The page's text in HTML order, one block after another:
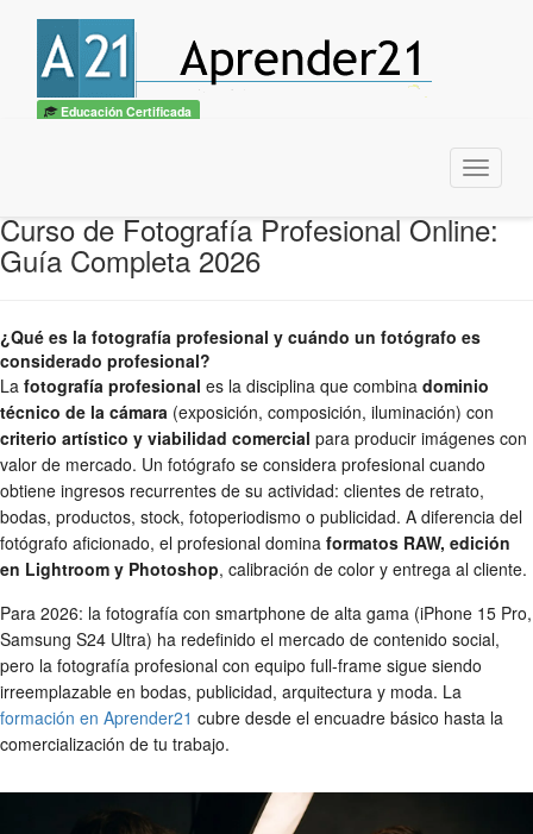
Educación Certificada
Menu
Curso de Fotografía Profesional Online:
Guía Completa 2026
¿Qué es la fotografía profesional y cuándo un fotógrafo es
considerado profesional?
La fotografía profesional es la disciplina que combina dominio
técnico de la cámara (exposición, composición, iluminación) con
criterio artístico y viabilidad comercial para producir imágenes con
valor de mercado. Un fotógrafo se considera profesional cuando
obtiene ingresos recurrentes de su actividad: clientes de retrato,
bodas, productos, stock, fotoperiodismo o publicidad. A diferencia del
fotógrafo aficionado, el profesional domina formatos RAW, edición
en Lightroom y Photoshop, calibración de color y entrega al cliente.
Para 2026: la fotografía con smartphone de alta gama (iPhone 15 Pro,
Samsung S24 Ultra) ha redefinido el mercado de contenido social,
pero la fotografía profesional con equipo full-frame sigue siendo
irreemplazable en bodas, publicidad, arquitectura y moda. La
formación en Aprender21 cubre desde el encuadre básico hasta la
comercialización de tu trabajo.